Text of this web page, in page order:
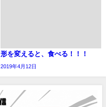
形を変えると、食べる！！！
2019年4月12日